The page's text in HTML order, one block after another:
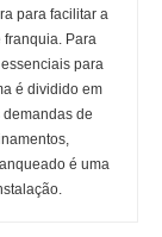
para facilitar a
franquia. Para
para
é dividido em
de
é uma